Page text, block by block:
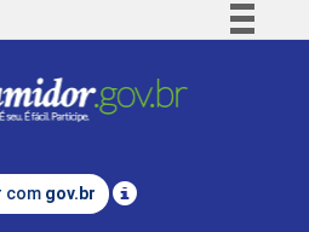
Comunica BR
Legislação
com gov.br